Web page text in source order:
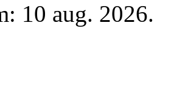
10 aug. 2026.